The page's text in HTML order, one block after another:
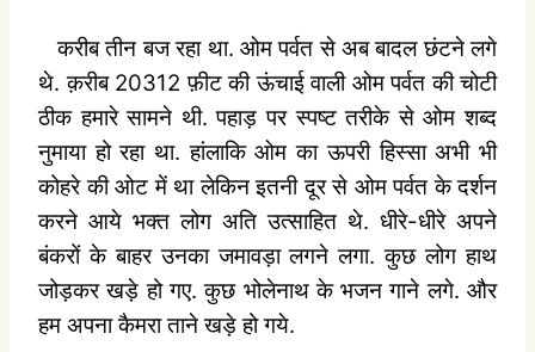
करीब तीन बज रहा था. ओम पर्वत से अब बादल छंटने लगे
थे. क़रीब 20312 फ़ीट की ऊंचाई वाली ओम पर्वत की चोटी
ठीक हमारे सामने थी. पहाड़ पर स्पष्ट तरीके से ओम शब्द
नुमाया हो रहा था. हांलाकि ओम का ऊपरी हिस्सा अभी भी
कोहरे की ओट में था लेकिन इतनी दूर से ओम पर्वत के दर्शन
करने आये भक्त लोग अति उत्साहित थे. धीरे-धीरे अपने
बंकरों के बाहर उनका जमावड़ा लगने लगा. कुछ लोग हाथ
जोड़कर खड़े हो गए. कुछ भोलेनाथ के भजन गाने लगे. और
हम अपना कैमरा ताने खड़े हो गये.